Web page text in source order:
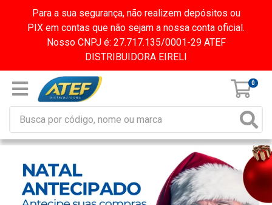
Para a sua segurança, não realizem depósitos ou
PIX em contas que não sejam a nossa conta oficial.
Nosso CNPJ é: 27.717.135/0001-29 ATEF
DISTRIBUIDORA EIRELI
0